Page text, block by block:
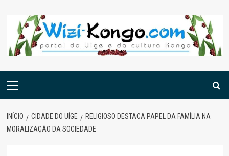
content
Menu
INÍCIO CIDADE DO UÍGE
RELIGIOSO DESTACA PAPEL DA FAMÍLIA NA
MORALIZAÇÃO DA SOCIEDADE